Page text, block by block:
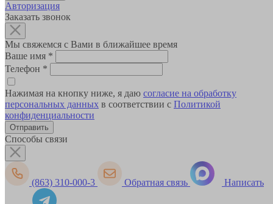
Авторизация
Заказать звонок
Мы свяжемся с Вами в ближайшее время
Ваше имя *
Телефон *
Нажимая на кнопку ниже, я даю согласие на обработку
персональных данных в соответствии с Политикой
конфиденциальности
Способы связи
(863) 310-000-3 Обратная связь Написать